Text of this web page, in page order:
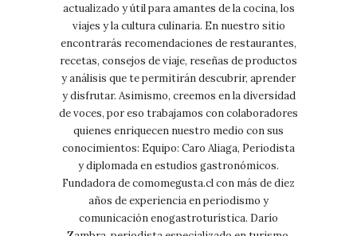
actualizado y útil para amantes de la cocina, los
viajes y la cultura culinaria. En nuestro sitio
encontrarás recomendaciones de restaurantes,
recetas, consejos de viaje, reseñas de productos
y análisis que te permitirán descubrir, aprender
y disfrutar. Asimismo, creemos en la diversidad
de voces, por eso trabajamos con colaboradores
quienes enriquecen nuestro medio con sus
conocimientos: Equipo: Caro Aliaga, Periodista
y diplomada en estudios gastronómicos.
Fundadora de comomegusta.cl con más de diez
años de experiencia en periodismo y
comunicación enogastroturística. Darío